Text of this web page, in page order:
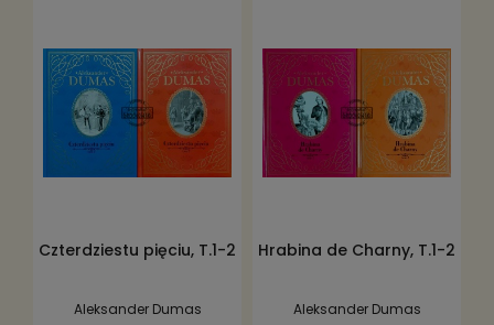
Czterdziestu pięciu, T.1-2
Aleksander Dumas
Hrabina de Charny, T.1-2
Aleksander Dumas